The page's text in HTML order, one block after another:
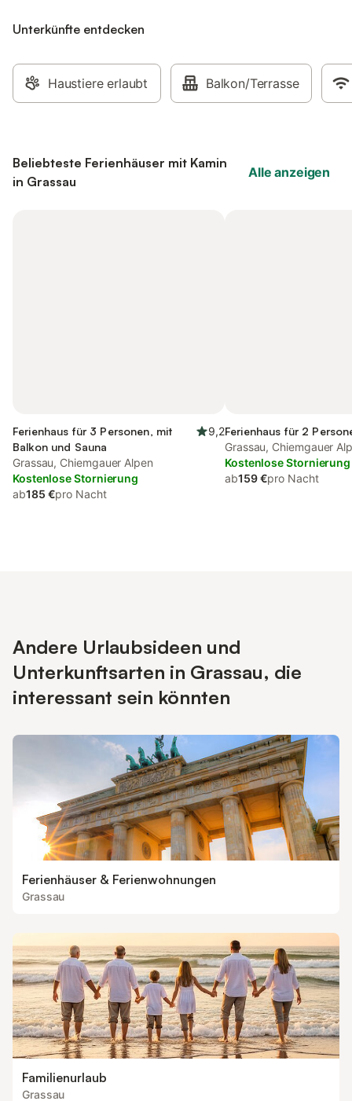
Unterkünfte entdecken
Haustiere erlaubt Balkon/Terrasse
Beliebteste Ferienhäuser mit Kamin
in Grassau
Alle anzeigen
Ferienhaus für 3 Personen, mit
Balkon und Sauna
9,2
Grassau, Chiemgauer Alpen
Kostenlose Stornierung
ab185 €pro Nacht
Ferienhaus für 2
Grassau, Chiemgauer
Kostenlose Stornierung
ab159 €pro Nacht
Andere Urlaubsideen und
Unterkunftsarten in Grassau, die
interessant sein könnten
Ferienhäuser & Ferienwohnungen
Grassau
Familienurlaub
Grassau